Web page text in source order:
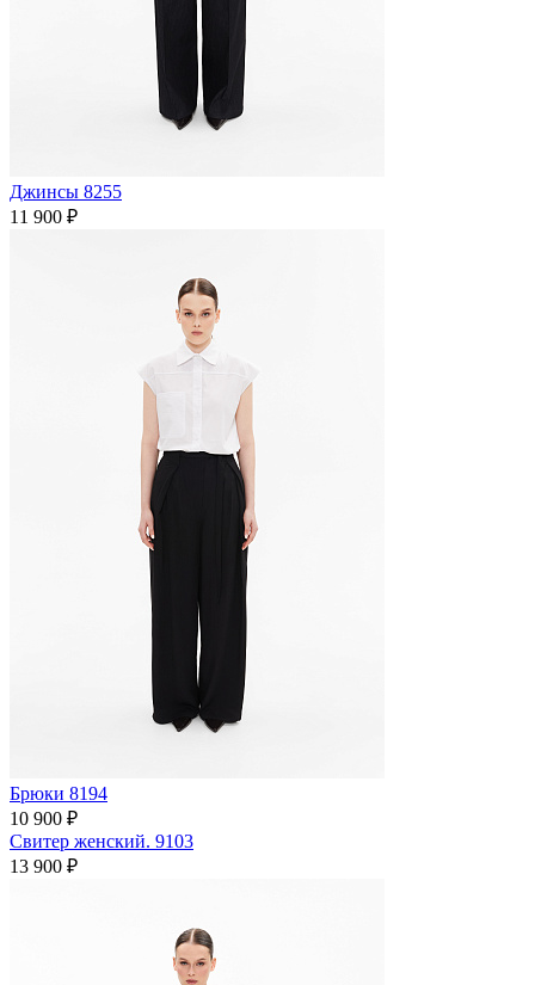
Джинсы 8255
11 900 ₽
Брюки 8194
10 900 ₽
Свитер женский. 9103
13 900 ₽